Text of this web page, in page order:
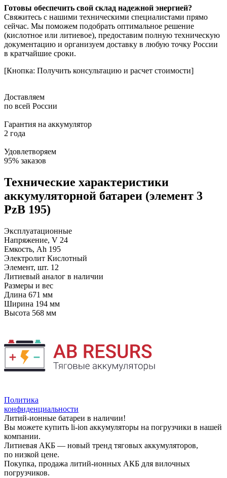
Готовы обеспечить свой склад надежной энергией?
Свяжитесь с нашими техническими специалистами прямо
сейчас. Мы поможем подобрать оптимальное решение
(кислотное или литиевое), предоставим полную техническую
документацию и организуем доставку в любую точку России
в кратчайшие сроки.
[Кнопка: Получить консультацию и расчет стоимости]
Доставляем
по всей России
Гарантия на аккумулятор
2 года
Удовлетворяем
95% заказов
Технические характеристики
аккумуляторной батареи (элемент 3
PzB 195)
Эксплуатационные
Напряжение, V 24
Емкость, Ah 195
Электролит Кислотный
Элемент, шт. 12
Литиевый аналог в наличии
Размеры и вес
Длина 671 мм
Ширина 194 мм
Высота 568 мм
Политика
конфиденциальности
Литий-ионные батареи в наличии!
Вы можете купить li-ion аккумуляторы на погрузчики в нашей
компании.
Литиевая АКБ — новый тренд тяговых аккумуляторов,
по низкой цене.
Покупка, продажа литий-ионных АКБ для вилочных
погрузчиков.